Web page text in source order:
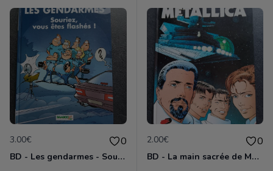
3.00€ 0
BD - Les gendarmes - Souriez, vous êtes flashés - Tome 5
2.00€ 0
BD - La main sacrée de Metallica